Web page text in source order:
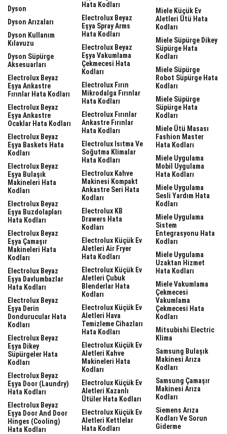
Dyson
Dyson Arızaları
Dyson Kullanım
Kılavuzu
Dyson Süpürge
Aksesuarları
Electrolux Beyaz
Eşya Ankastre
Fırınlar Hata Kodları
Electrolux Beyaz
Eşya Ankastre
Ocaklar Hata Kodları
Electrolux Beyaz
Eşya Baskets Hata
Kodları
Electrolux Beyaz
Eşya Bulaşık
Makineleri Hata
Kodları
Electrolux Beyaz
Eşya Buzdolapları
Hata Kodları
Electrolux Beyaz
Eşya Çamaşır
Makineleri Hata
Kodları
Electrolux Beyaz
Eşya Davlumbazlar
Hata Kodları
Electrolux Beyaz
Eşya Derin
Dondurucular Hata
Kodları
Electrolux Beyaz
Eşya Dikey
Süpürgeler Hata
Kodları
Electrolux Beyaz
Eşya Door (laundry)
Hata Kodları
Electrolux Beyaz
Eşya Door And Door
Hinges (cooling)
Hata Kodları
Hata Kodları
Electrolux Beyaz
Eşya Spray Arms
Hata Kodları
Electrolux Beyaz
Eşya Vakumlama
Çekmecesi Hata
Kodları
Electrolux Fırın
Mikrodalga Fırınlar
Hata Kodları
Electrolux Fırınlar
Ankastre Fırınlar
Hata Kodları
Electrolux Isıtma Ve
Soğutma Klimalar
Hata Kodları
Electrolux Kahve
Makinesi Kompakt
Ankastre Seri Hata
Kodları
Electrolux KB
Drawers Hata
Kodları
Electrolux Küçük Ev
Aletleri Air Fryer
Hata Kodları
Electrolux Küçük Ev
Aletleri Çubuk
Blenderlar Hata
Kodları
Electrolux Küçük Ev
Aletleri Hava
Temizleme Cihazları
Hata Kodları
Electrolux Küçük Ev
Aletleri Kahve
Makineleri Hata
Kodları
Electrolux Küçük Ev
Aletleri Kazanlı
Ütüler Hata Kodları
Electrolux Küçük Ev
Aletleri Kettlelar
Hata Kodları
Miele Küçük Ev
Aletleri Ütü Hata
Kodları
Miele Süpürge Dikey
Süpürge Hata
Kodları
Miele Süpürge
Robot Süpürge Hata
Kodları
Miele Süpürge
Süpürge Hata
Kodları
Miele Ütü Masası
Fashion Master
Hata Kodları
Miele Uygulama
Mobil Uygulama
Hata Kodları
Miele Uygulama
Sesli Yardım Hata
Kodları
Miele Uygulama
Sistem
Entegrasyonu Hata
Kodları
Miele Uygulama
Uzaktan Hizmet
Hata Kodları
Miele Vakumlama
Çekmecesi
Vakumlama
Çekmecesi Hata
Kodları
Mitsubishi Electric
Klima
Samsung Bulaşık
Makinesi Arıza
Kodları
Samsung Çamaşır
Makinesi Arıza
Kodları
Siemens Arıza
Kodları Ve Sorun
Giderme